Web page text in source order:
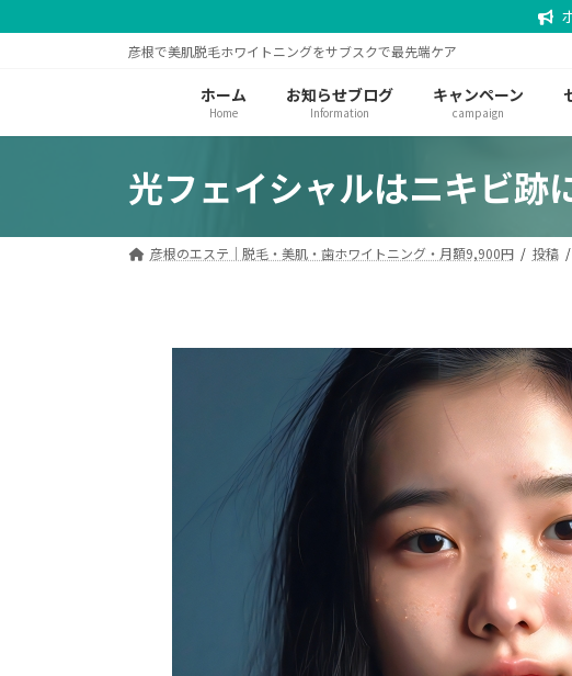
ン
へ
ビ
ョ
彦根で美肌脱毛ホワイトニングをサブスクで最先端ケア
ホーム
Home
お知らせブログ
Information
キャンペーン
campaign
光フェイシャルはニキビ跡
彦根のエステ｜脱毛・美肌・歯ホワイトニング・月額9,900円 投稿